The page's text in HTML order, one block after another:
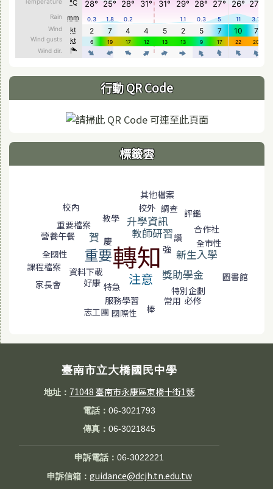
行動 QR Code
標籤雲
其他檔案
校內
教學
升學資訊
校外 調查
營養午餐
重要檔案
評鑑
賀 慶
教師研習 合作社
全國性 重要轉知 強
讚
新生入學
全市性
課程檔案
資料下載
家長會
好康 特急 注意 獎助學金 圖書館
志工團
服務學習
國際性
常用
特別企劃
棒
必修
臺南市立大橋國民中學
地址： 71048 臺南市永康區東橋十街1號
電話：06-3021793
傳真：06-3021845
申訴電話：06-3022221
申訴信箱： guidance@dcjh.tn.edu.tw